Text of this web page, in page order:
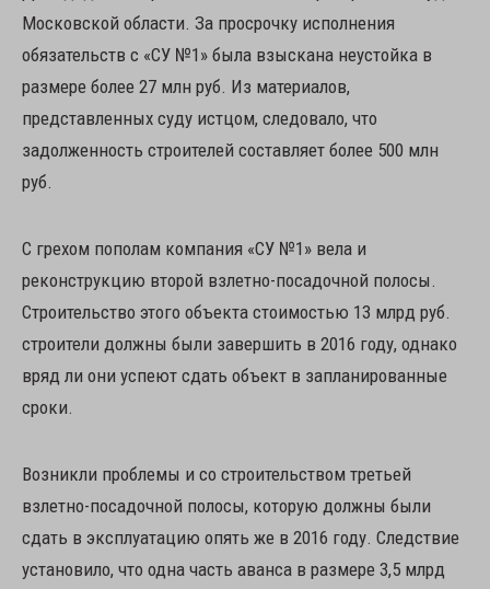
Московской области. За просрочку исполнения
обязательств с «СУ №1» была взыскана неустойка в
размере более 27 млн руб. Из материалов,
представленных суду истцом, следовало, что
задолженность строителей составляет более 500 млн
руб.
С грехом пополам компания «СУ №1» вела и
реконструкцию второй взлетно-посадочной полосы.
Строительство этого объекта стоимостью 13 млрд руб.
строители должны были завершить в 2016 году, однако
вряд ли они успеют сдать объект в запланированные
сроки.
Возникли проблемы и со строительством третьей
взлетно-посадочной полосы, которую должны были
сдать в эксплуатацию опять же в 2016 году. Следствие
установило, что одна часть аванса в размере 3,5 млрд